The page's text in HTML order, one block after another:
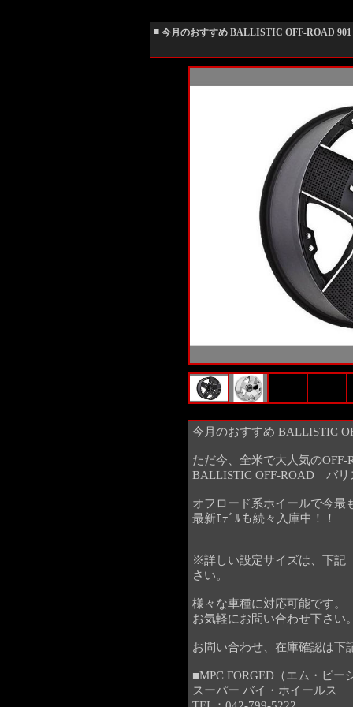
■ 今月のおすすめ BALLISTIC OFF-ROAD
今月のおすすめ BALLISTIC
ただ今、全米で大人気の
BALLISTIC OFF-ROAD バリ
オフロード系ホイールで今最
最新ﾓﾃﾞﾙも続々入庫中！！
※詳しい設定サイズは、下記
さい。
様々な車種に対応可能です。
お気軽にお問い合わせ下さい
お問い合わせ、在庫確認は下
■MPC FORGED（エム・ピ
スーパー バイ・ホイールス